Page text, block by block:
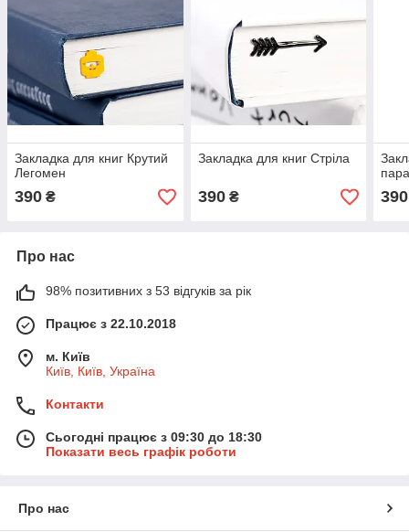
Закладка для книг Крутий
Легомен
390 ₴
Закладка для книг Стріла
390₴ 390
Про нас
98% позитивних з 53 відгуків за рік
Працює з 22.10.2018
м. Київ
Київ, Київ, Україна
Контакти
Сьогодні працює з 09:30 до 18:30
Показати весь графік роботи
Про нас